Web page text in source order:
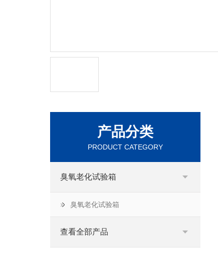
产品分类
PRODUCT CATEGORY
臭氧老化试验箱
臭氧老化试验箱
查看全部产品